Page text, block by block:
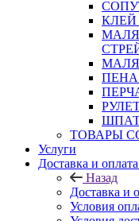
КЛЕЙ
ТОВАРЫ
Услуги
Доставка и оплата
Назад
Доставка и
Условия